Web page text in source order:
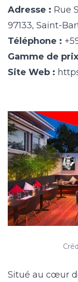
Adresse : Rue
97133, Saint-
Téléphone :
Gamme de
Site Web :
Situé au cœur